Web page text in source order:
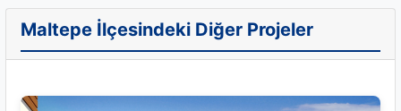
Maltepe İlçesindeki Diğer Projeler